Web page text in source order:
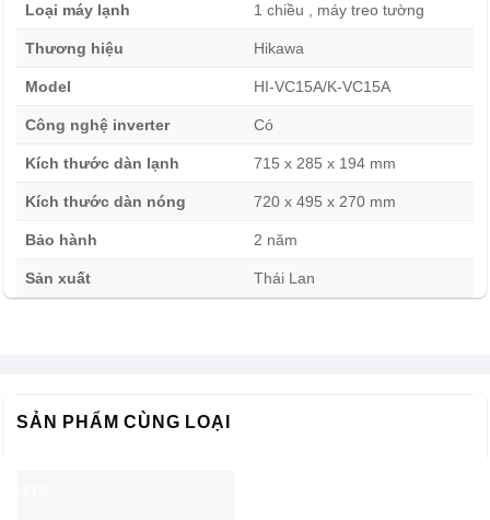
công nghệ Inverter. Màng lọc kép, tinh lọc không khí khử
sạch bụi mịn PM2.5, Bộ đôi bảo vệ S-PRO: chống ẩm,
năng, làm lạnh nhanh với nhiều chế độ, thiết kế trang nhã,
màn hình LED hiển thị thông minh…
Loại máy lạnh 1 chiều , máy treo tường
Thương hiệu Hikawa
Model HI-VC15A/K-VC15A
Công nghệ inverter Có
Kích thước dàn lạnh 715 x 285 x 194 mm
Kích thước dàn nóng 720 x 495 x 270 mm
Bảo hành 2 năm
Sản xuất Thái Lan
SẢN PHẨM CÙNG LOẠI